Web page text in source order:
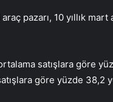
pazarı, 10 yıllık
satışlara göre
göre yüzde 38,2